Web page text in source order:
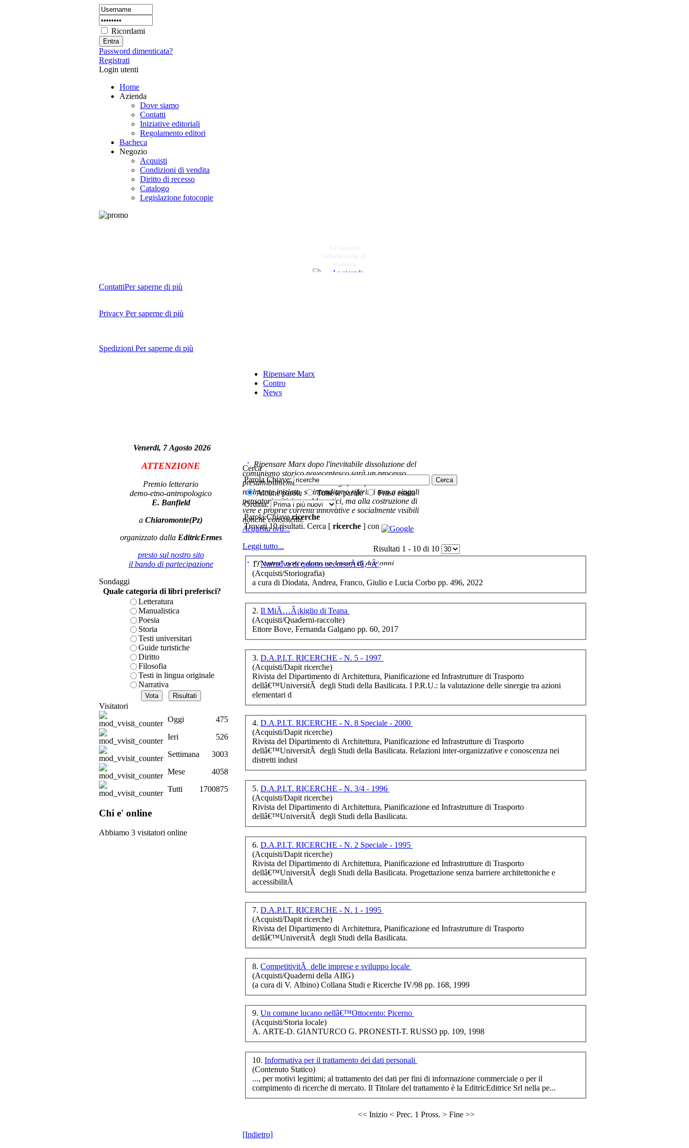
Ricordami
Password dimenticata?
Registrati
Login utenti
Home
Azienda
Dove siamo
Contatti
Iniziative editoriali
Regolamento editori
Bacheca
Negozio
Acquisti
Condizioni di vendita
Diritto di recesso
Catalogo
Legislazione fotocopie
€ 22,00
A fior di labbra
Officina eloquaentiae,
oratoria e politica
nella Ferrara del 400
Chiama per il Prezzo
Spazi temporali
Giovanni Paladino,
Una vita per la
scienza
€ 12,00
I terremoti della
Basilicata
€ 20,00
LE BELLE
€ 16,00
Le due cortigiane di
Lodovico Domenichi
Le antinomie di
Leonardo Sinisgalli
€ 7,00
U fgghi ra mugghir ru
Mrcn (Il figlio della
moglie
dellÃ¢â‚¬â„¢americ
€ 15,00
scolastica. 1998
€ 10,00
testi da musicare
€ 14,00
La circolazione a
ContattiPer saperne di più
Privacy Per saperne di più
Spedizioni Per saperne di più
Venerdi, 7 Agosto 2026
ATTENZIONE
Premio letterario
demo-etno-antropologico
E. Banfield
a Chiaromonte(Pz)
organizzato dalla EditricErmes
presto sul nostro sito
il bando di partecipazione
Sondaggi
Quale categoria di libri preferisci?
Letteratura
Manualistica
Poesia
Storia
Testi universitari
Guide turistiche
Diritto
Filosofia
Testi in lingua originale
Narrativa
Visitatori
Oggi
475
Ieri
526
Settimana
3003
Mese
4058
Tutti
1700875
Chi e' online
Abbiamo 3 visitatori online
Ripensare Marx
Contro
News
Ripensare Marx dopo l'inevitabile dissoluzione del
comunismo storico novecentesco sarà un processo
presumibilmemente molto lungo, e di fatto non ancora
realmente iniziato, se intendiamo riferirci non a singoli
pensatori critici e problematici, ma alla costruzione di
vere e proprie correnti innovative e socialmente visibili
nonché consistenti.
Acquista ora...
Leggi tutto...
"Contro" nasce dopo un lavoro di due anni ,
cominciato con la collaborazione dell'autore al blog:
ripensaremarx. i saggi contenuti nel libro sono frutto di
questa collaborazione e di questa critica. L'impostazione
presente fase.
Acquista ora...
Cerca
Parola Chiave:
Alcune parole
Tutte le parole
Frase esatta
Ordina:
Parola Chiavericerche
Trovati 10 risultati. Cerca [ ricerche ] con
Risultati 1 - 10 di 10
1.Narrativa di quanto occorsoÃ¢â‚¬Â¦
(Acquisti/Storiografia)
a cura di Diodata, Andrea, Franco, Giulio e Lucia Corbo pp. 496, 2022
2. Il MiÃ…Â¡kiglio di Teana
(Acquisti/Quaderni-raccolte)
Ettore Bove, Fernanda Galgano pp. 60, 2017
3. D.A.P.I.T. RICERCHE - N. 5 - 1997
(Acquisti/Dapit ricerche)
Rivista del Dipartimento di Architettura, Pianificazione ed Infrastrutture di Trasporto
dellâ€™UniversitÃ degli Studi della Basilicata. I P.R.U.: la valutazione delle sinergie tra azioni
elementari d
4. D.A.P.I.T. RICERCHE - N. 8 Speciale - 2000
(Acquisti/Dapit ricerche)
Rivista del Dipartimento di Architettura, Pianificazione ed Infrastrutture di Trasporto
dellâ€™UniversitÃ degli Studi della Basilicata. Relazioni inter-organizzative e conoscenza nei
distretti indust
5. D.A.P.I.T. RICERCHE - N. 3/4 - 1996
(Acquisti/Dapit ricerche)
Rivista del Dipartimento di Architettura, Pianificazione ed Infrastrutture di Trasporto
dellâ€™UniversitÃ degli Studi della Basilicata.
6. D.A.P.I.T. RICERCHE - N. 2 Speciale - 1995
(Acquisti/Dapit ricerche)
Rivista del Dipartimento di Architettura, Pianificazione ed Infrastrutture di Trasporto
dellâ€™UniversitÃ degli Studi della Basilicata. Progettazione senza barriere architettoniche e
accessibilitÃ
7. D.A.P.I.T. RICERCHE - N. 1 - 1995
(Acquisti/Dapit ricerche)
Rivista del Dipartimento di Architettura, Pianificazione ed Infrastrutture di Trasporto
dellâ€™UniversitÃ degli Studi della Basilicata.
8. CompetitivitÃ delle imprese e sviluppo locale
(Acquisti/Quaderni della AIIG)
(a cura di V. Albino) Collana Studi e Ricerche IV/98 pp. 168, 1999
9. Un comune lucano nellâ€™Ottocento: Picerno
(Acquisti/Storia locale)
A. ARTE-D. GIANTURCO G. PRONESTI-T. RUSSO pp. 109, 1998
10. Informativa per il trattamento dei dati personali
(Contenuto Statico)
..., per motivi legittimi; al trattamento dei dati per fini di informazione commerciale o per il
compimento di ricerche di mercato. Il Titolare del trattamento è la EditricEditrice Srl nella pe...
<< Inizio < Prec. 1 Pross. > Fine >>
[Indietro]